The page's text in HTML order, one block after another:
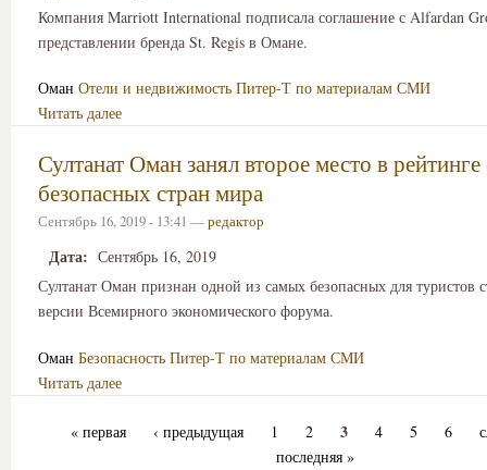
Компания Marriott International подписала соглашение с Alfardan
представлении бренда St. Regis в Омане.
Оман Отели и недвижимость Питер-Т по материалам СМИ
Читать далее
Султанат Оман занял второе место в
безопасных стран мира
Сентябрь 16, 2019 - 13:41 —редактор
Дата: Сентябрь 16, 2019
Султанат Оман признан одной из самых безопасных для туристов
версии Всемирного экономического форума.
Оман Безопасность Питер-Т по материалам СМИ
Читать далее
« первая ‹ предыдущая 1 2 3 4 5 6
последняя »